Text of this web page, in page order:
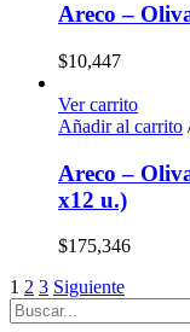
Areco –
$10,447
Ver carrito
Añadir al carrito
Areco –
x12 u.)
$175,346
1 2 3 Siguiente